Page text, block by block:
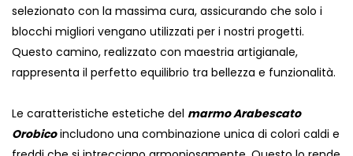
selezionato con la massima cura, assicurando che solo i
blocchi migliori vengano utilizzati per i nostri progetti.
Questo camino, realizzato con maestria artigianale,
rappresenta il perfetto equilibrio tra bellezza e funzionalità.
Le caratteristiche estetiche del marmo Arabescato
Orobicoincludono una combinazione unica di colori caldi e